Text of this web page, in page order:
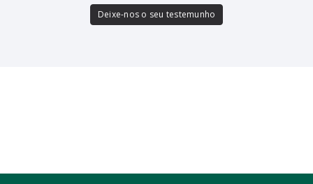
Deixe-nos o seu testemunho